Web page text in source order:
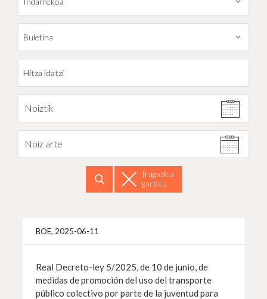
Noiztik
Noiz arte
Iragazkia
garbitu
BOE, 2025-06-11
Real Decreto-ley 5/2025, de 10 de junio, de
medidas de promoción del uso del transporte
público colectivo por parte de la juventud para